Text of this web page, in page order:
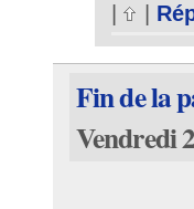
|
Fin de la
Vendredi